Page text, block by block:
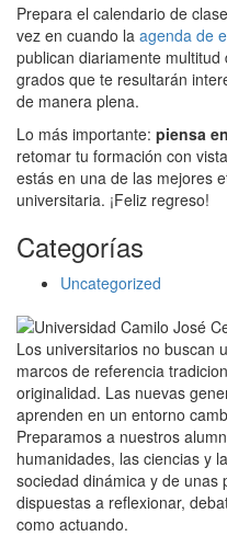
Prepara el calendario de
vez en cuando la agenda de
publican diariamente
grados que te resultarán
de manera plena.
Lo más importante: piensa
retomar tu formación con
estás en una de las mejores
universitaria. ¡Feliz regreso!
Categorías
Uncategorized
Los universitarios no buscan
marcos de referencia
originalidad. Las nuevas
aprenden en un entorno
Preparamos a nuestros
humanidades, las ciencias y
sociedad dinámica y de
dispuestas a reflexionar,
como actuando.